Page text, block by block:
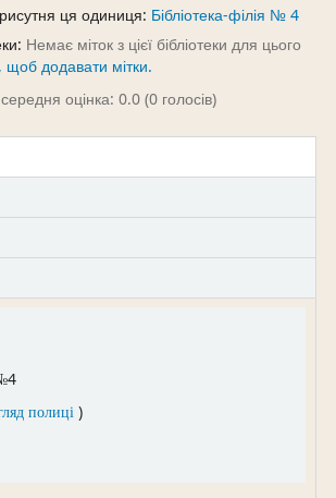
ця одиниця: Бібліотека-філія № 4
Немає міток з цієї бібліотеки для цього
щоб додавати мітки.
середня оцінка: 0.0 (0 голосів)
полиці(Відкривається нижче)
)